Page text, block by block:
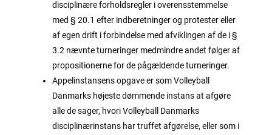
disciplinære forholdsregler i overensstemmelse
med § 20.1 efter indberetninger og protester eller
af egen drift i forbindelse med afviklingen af de i §
3.2 nævnte turneringer medmindre andet følger af
propositionerne for de pågældende turneringer.
Appelinstansens opgave er som Volleyball
Danmarks højeste dømmende instans at afgøre
alle de sager, hvori Volleyball Danmarks
disciplinærinstans har truffet afgørelse, eller som i